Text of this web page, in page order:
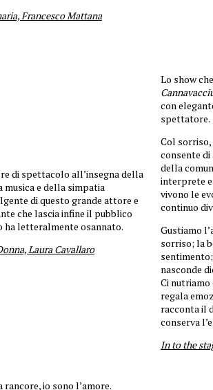
Francesco Mattana
di spettacolo all’insegna della
musica e della simpatia
di questo grande attore e
che lascia infine il pubblico
ha letteralmente osannato.
Laura Cavallaro
Lo show
con
spettatore.
Col
consente
della
interprete e
vivono le
continuo
Gustiamo
sorriso; la
nasconde
Ci nutriamo
regala
racconta il
conserva
In to the
rancore, io sono l’amore.